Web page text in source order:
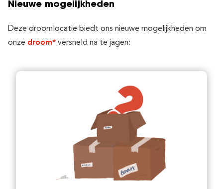
Nieuwe mogelijkheden
Deze droomlocatie biedt ons nieuwe mogelijkheden om
onze droom* versneld na te jagen: